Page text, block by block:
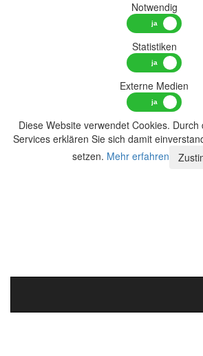
Notwendig
Statistiken
Externe Medien
Diese Website verwendet Cookies.
Services erklären Sie sich damit
setzen. Mehr erfahren